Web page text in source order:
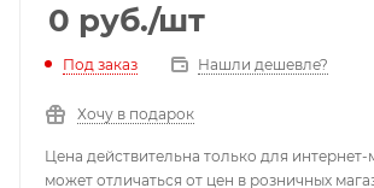
0 руб./шт
Под заказ Нашли дешевле?
Хочу в подарок
Цена действительна только для интернет-
может отличаться от цен в розничных